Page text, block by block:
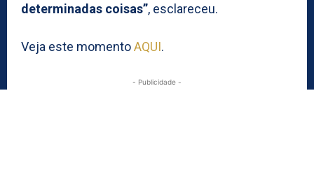
determinadas coisas”, esclareceu.
Veja este momentoAQUI.
- Publicidade -